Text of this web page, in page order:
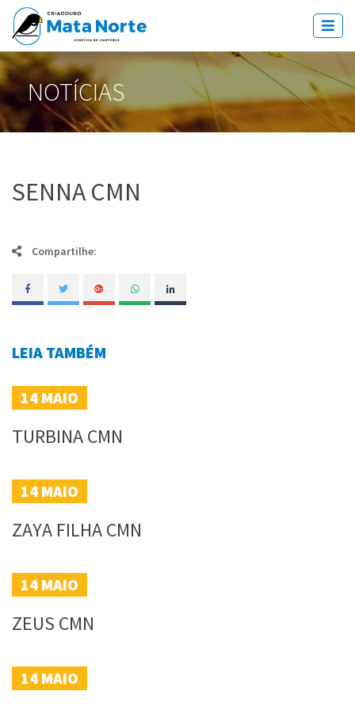
NOTÍCIAS
SENNA CMN
Compartilhe:
LEIA TAMBÉM
14 MAIO
TURBINA CMN
14 MAIO
ZAYA FILHA CMN
14 MAIO
ZEUS CMN
14 MAIO